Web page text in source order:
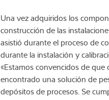
Una vez adquiridos los
construcción de las
asistió durante el proceso de
durante la instalación y
«Estamos convencidos de
encontrado una solución de
depósitos de procesos. Se